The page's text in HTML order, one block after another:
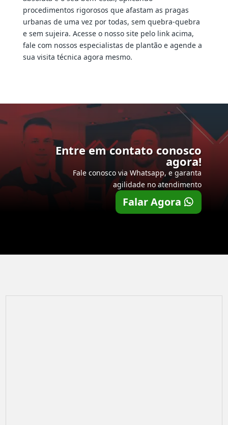
procedimentos rigorosos que afastam as pragas
urbanas de uma vez por todas, sem quebra-quebra
e sem sujeira. Acesse o nosso site pelo link acima,
fale com nossos especialistas de plantão e agende a
sua visita técnica agora mesmo.
Entre em contato conosco
agora!
Fale conosco via Whatsapp, e garanta
agilidade no atendimento
Falar Agora